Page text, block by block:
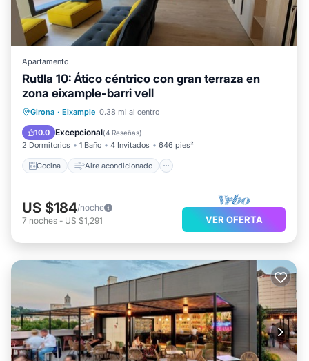
Apartamento
Rutlla 10: Ático céntrico con gran terraza en
zona eixample-barri vell
Girona · Eixample 0.38 mi al centro
10.0 Excepcional(4 Reseñas)
2 Dormitorios 1 Baño 4 Invitados 646 pies²
Cocina Aire acondicionado
Cocina Aire acondicionado
Apto para niños
US $184/noche
7 noches - US $1,291 VER OFERTA